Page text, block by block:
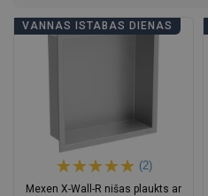
VANNAS ISTABAS DIENAS
(2)
Mexen X-Wall-R nišas plaukts ar